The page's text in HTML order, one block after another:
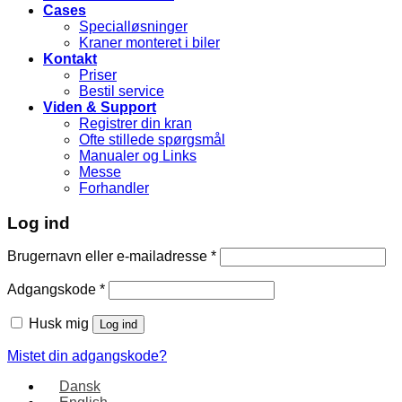
Cases
Specialløsninger
Kraner monteret i biler
Kontakt
Priser
Bestil service
Viden & Support
Registrer din kran
Ofte stillede spørgsmål
Manualer og Links
Messe
Forhandler
Log ind
Brugernavn eller e-mailadresse *
Adgangskode *
Husk mig Log ind
Mistet din adgangskode?
Dansk